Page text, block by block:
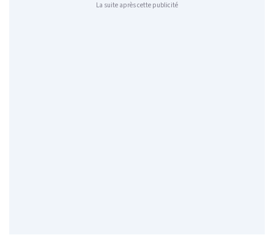
La suite après cette publicité